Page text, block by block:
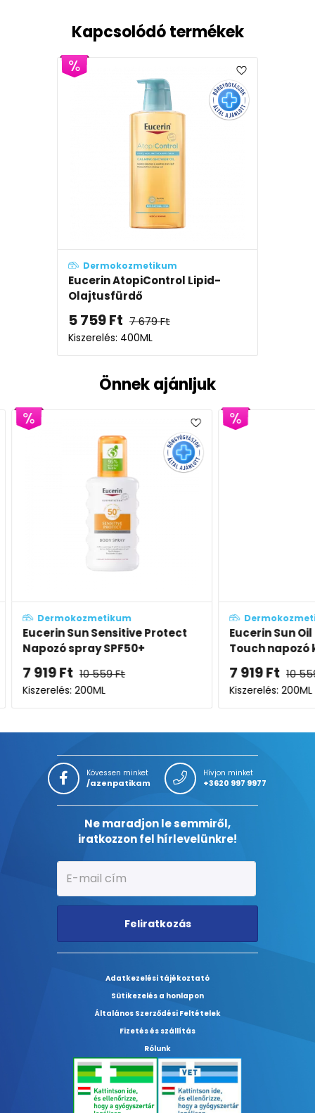
Kapcsolódó termékek
Dermokozmetikum
Eucerin AtopiControl Lipid-
Olajtusfürdő
5 759Ft 7 679Ft
Kiszerelés: 400ML
Önnek ajánljuk
Dermokozmetikum
Eucerin Sun Oil Control Dry
Touch napozó krém-gél testre
7 919Ft 10 559
Kiszerelés: 200ML
7 199
Kövessen minket
/azenpatikam
Hívjon minket
+3620 997 9977
Ne maradjon le semmiről,
iratkozzon fel hírlevelünkre!
Feliratkozás
Adatkezelési tájékoztató
Sütikezelés a honlapon
Általános Szerződési Feltételek
Fizetés és szállítás
Rólunk